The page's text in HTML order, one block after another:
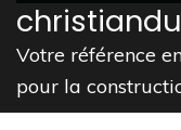
Votre référence
pour la